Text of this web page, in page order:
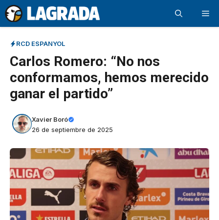
Saltar
al
contenido
RCD ESPANYOL
Carlos Romero: “No nos
conformamos, hemos merecido
ganar el partido”
Xavier Boró
26 de septiembre de 2025